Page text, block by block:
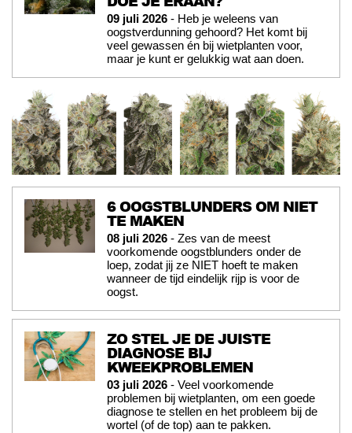
09 juli 2026 - Heb je weleens van
oogstverdunning gehoord? Het komt bij
veel gewassen én bij wietplanten voor,
maar je kunt er gelukkig wat aan doen.
6 OOGSTBLUNDERS OM NIET
TE MAKEN
08 juli 2026 - Zes van de meest
voorkomende oogstblunders onder de
loep, zodat jij ze NIET hoeft te maken
wanneer de tijd eindelijk rijp is voor de
oogst.
ZO STEL JE DE JUISTE
DIAGNOSE BIJ
KWEEKPROBLEMEN
03 juli 2026 - Veel voorkomende
problemen bij wietplanten, om een goede
diagnose te stellen en het probleem bij de
wortel (of de top) aan te pakken.